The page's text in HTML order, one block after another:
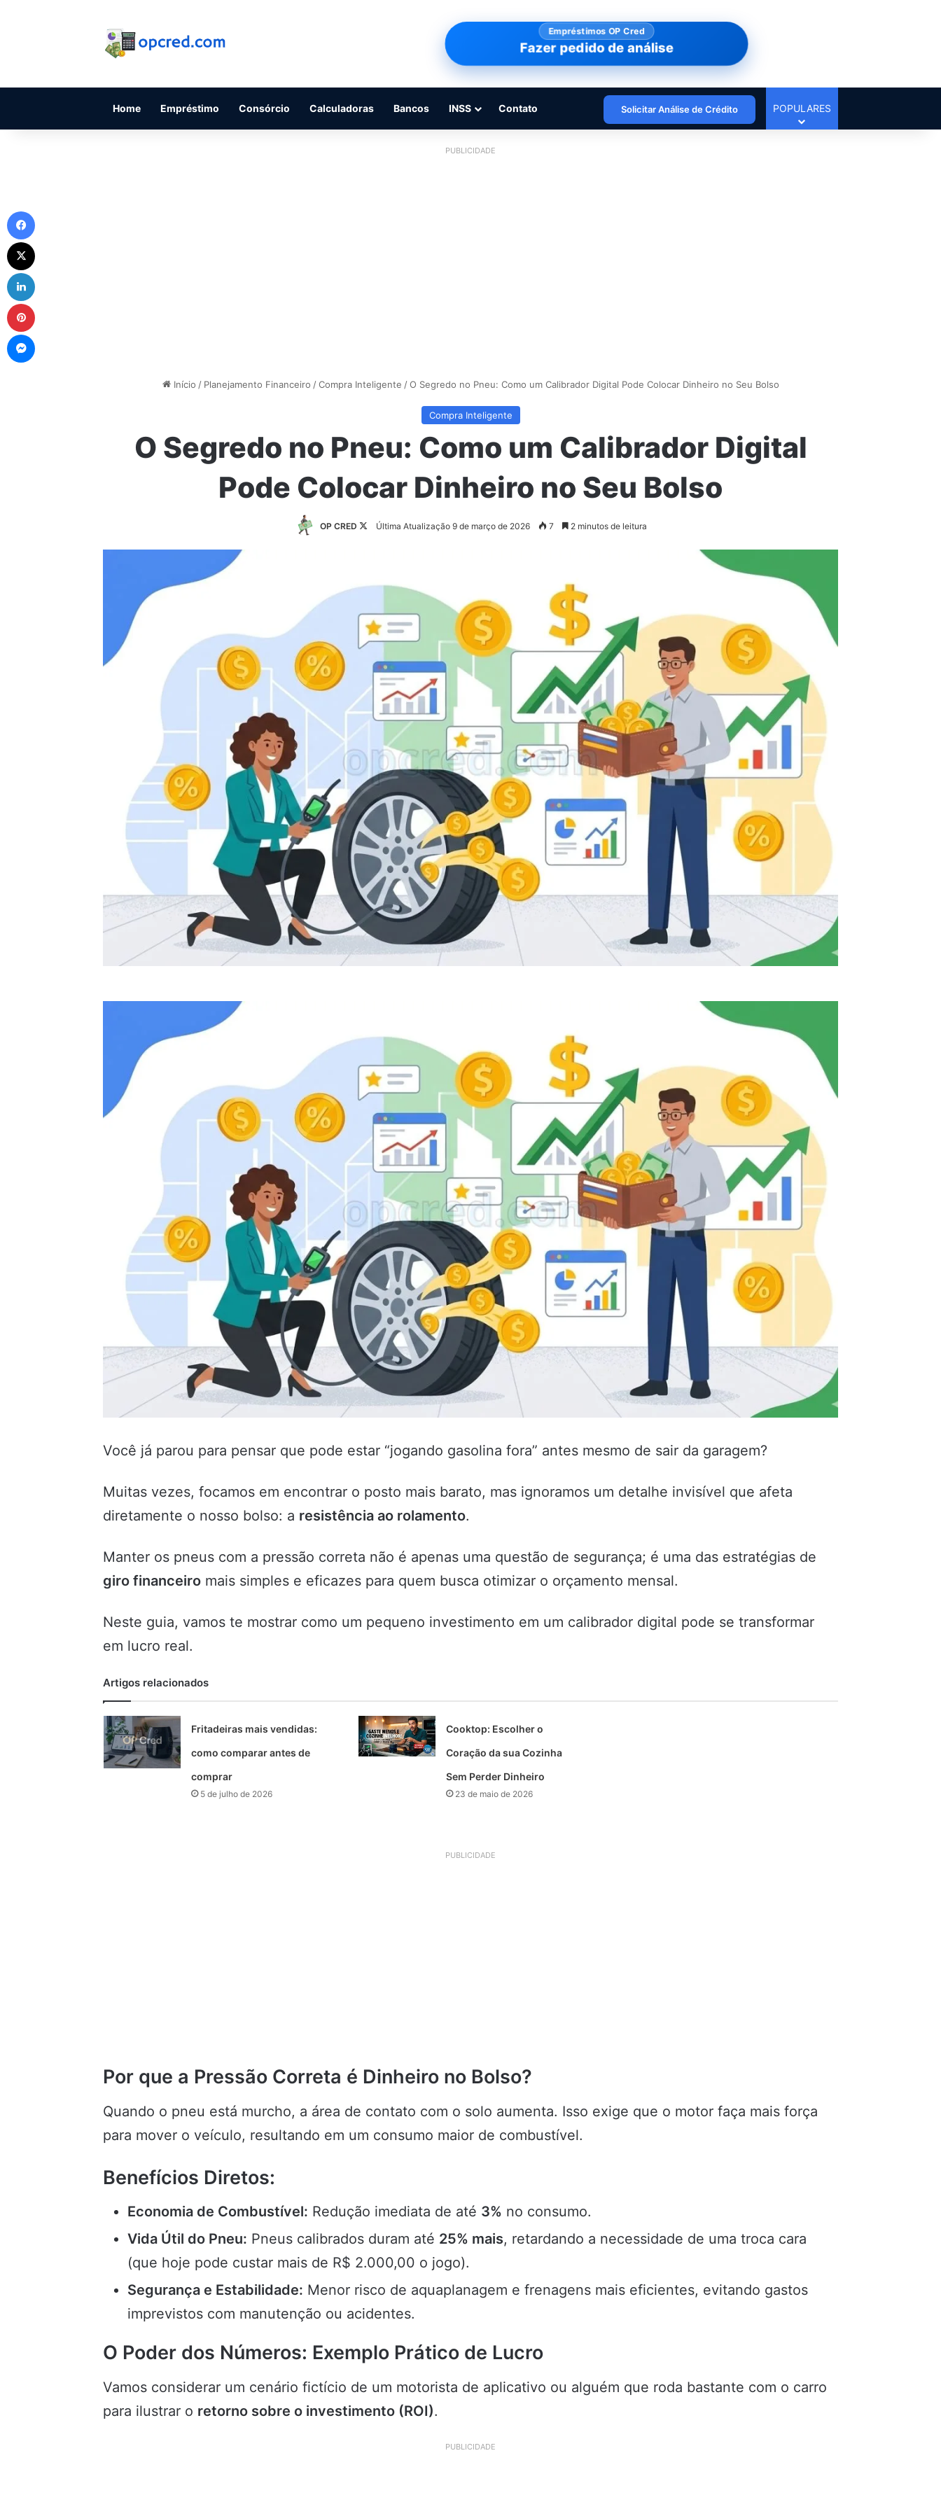
Empréstimos OP Cred
Fazer pedido de análise
Home Empréstimo Consórcio Calculadoras Bancos INSS Contato Solicitar Análise de Crédito POPULARES
PUBLICIDADE
Início / Planejamento Financeiro / Compra Inteligente / O Segredo no Pneu: Como um Calibrador Digital Pode Colocar Dinheiro no Seu Bolso
Compra Inteligente
O Segredo no Pneu: Como um Calibrador Digital
Pode Colocar Dinheiro no Seu Bolso
OP CRED
Follow
Última Atualização 9 de março de 2026 7 2 minutos de leitura
Você já parou para pensar que pode estar “jogando gasolina fora” antes mesmo de sair da garagem?
Muitas vezes, focamos em encontrar o posto mais barato, mas ignoramos um detalhe invisível que afeta
diretamente o nosso bolso: a resistência ao rolamento.
Manter os pneus com a pressão correta não é apenas uma questão de segurança; é uma das estratégias de
giro financeiro mais simples e eficazes para quem busca otimizar o orçamento mensal.
Neste guia, vamos te mostrar como um pequeno investimento em um calibrador digital pode se transformar
em lucro real.
Artigos relacionados
Fritadeiras mais vendidas:
como comparar antes de
comprar
5 de julho de 2026
Cooktop: Escolher o
Coração da sua Cozinha
Sem Perder Dinheiro
23 de maio de 2026
PUBLICIDADE
Por que a Pressão Correta é Dinheiro no Bolso?
Quando o pneu está murcho, a área de contato com o solo aumenta. Isso exige que o motor faça mais força
para mover o veículo, resultando em um consumo maior de combustível.
Benefícios Diretos:
Economia de Combustível: Redução imediata de até 3% no consumo.
Vida Útil do Pneu: Pneus calibrados duram até 25% mais, retardando a necessidade de uma troca cara
(que hoje pode custar mais de R$ 2.000,00 o jogo).
Segurança e Estabilidade: Menor risco de aquaplanagem e frenagens mais eficientes, evitando gastos
imprevistos com manutenção ou acidentes.
O Poder dos Números: Exemplo Prático de Lucro
Vamos considerar um cenário fictício de um motorista de aplicativo ou alguém que roda bastante com o carro
para ilustrar o retorno sobre o investimento (ROI).
PUBLICIDADE